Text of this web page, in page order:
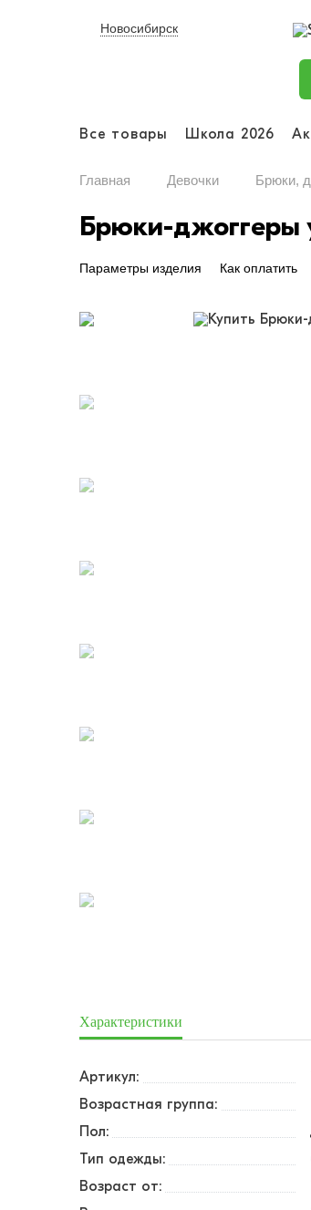
Новосибирск
Все товары Школа 2026
Главная Девочки Брюки,
Брюки-джоггеры
Параметры изделия Как оплатить
Характеристики
Артикул:
Возрастная группа:
Пол:
Тип одежды:
Возраст от: